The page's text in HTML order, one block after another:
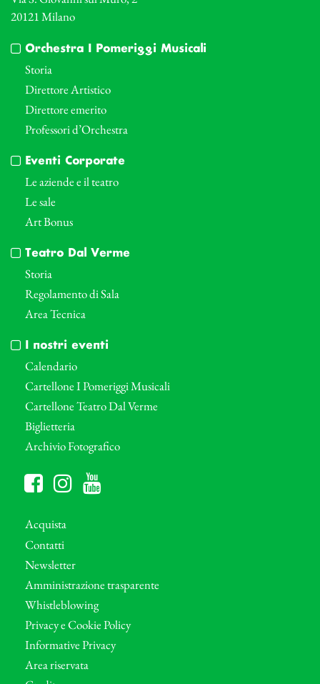
20121 Milano
Orchestra I Pomeriggi Musicali
Storia
Direttore Artistico
Direttore emerito
Professori d’Orchestra
Eventi Corporate
Le aziende e il teatro
Le sale
Art Bonus
Teatro Dal Verme
Storia
Regolamento di Sala
Area Tecnica
I nostri eventi
Calendario
Cartellone I Pomeriggi Musicali
Cartellone Teatro Dal Verme
Biglietteria
Archivio Fotografico
Acquista
Contatti
Newsletter
Amministrazione trasparente
Whistleblowing
Privacy e Cookie Policy
Informative Privacy
Area riservata